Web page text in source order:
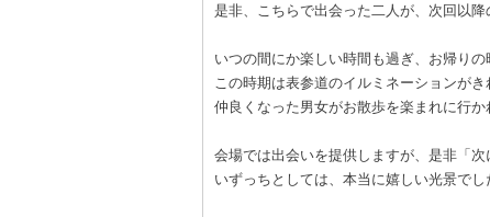
是非、こちらで出会った二人が、次回以
いつの間にか楽しい時間も過ぎ、お帰りの
この時期は表参道のイルミネーションがき
仲良くなった男女がお散歩を楽まれに行か
会場では出会いを提供しますが、是非「次
いずっちとしては、本当に嬉しい光景でし